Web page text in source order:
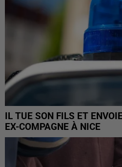
IL TUE SON FILS ET
EX-COMPAGNE À NICE